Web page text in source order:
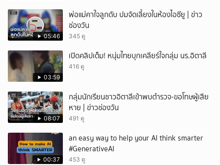
05:46
พ่อแม่คาใจลูกดับ ปมจัดเลี้ยงในห้องไอซียู | ข่าว
ช่องวัน
345 ดู
03:59
เปิดคลิปเต็ม! หนุ่มไทยบุกเคลียร์ใจกลุ่ม นร.อิตาลี
416 ดู
08:07
กลุ่มนักเรียนชาวอิตาลีเข้าพบตำรวจ-ขอโทษผู้เสีย
หาย | ข่าวช่องวัน
491 ดู
00:37
an easy way to help your AI think smarter
#GenerativeAI
453 ดู